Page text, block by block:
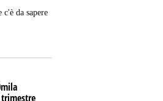
da sapere